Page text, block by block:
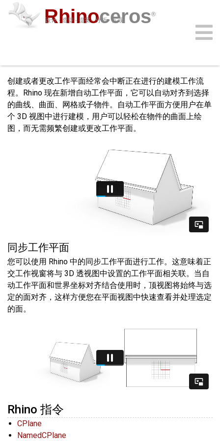
Rhinoceros®
设计 · 造型 · 提案 · 分析 · 实现
购买
下载
学习
功能
支持
插件
登录
创建或者更改工作平面经常会中断正在进行的建模工作流
程。Rhino 现在新增自动工作平面，它可以自动对齐到选择
的曲线、曲面、网格或子物件。自动工作平面方便用户在单
个 3D 视图中进行建模，用户可以轻松在物件的曲面上绘
图，而无需频繁创建或更改工作平面。
同步工作平面
您可以使用 Rhino 中的同步工作平面进行工作。这意味着正
交工作视窗将与 3D 透视图中设置的工作平面相关联。当自
动工作平面和世界坐标对齐结合使用时，顶视图将始终与选
定的面对齐，这样方便您在平面视图中快速查看并处理选定
的面。
Rhino 指令
CPlane
NamedCPlane